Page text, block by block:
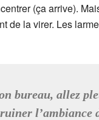
(ça arrive).
de la virer. Les
bureau, allez
l’ambiance